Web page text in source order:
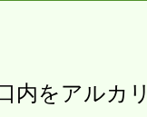
内をアルカ